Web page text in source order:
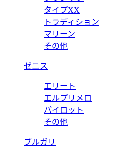
タイプXX
トラディション
マリーン
その他
ゼニス
エリート
エルプリメロ
パイロット
その他
ブルガリ